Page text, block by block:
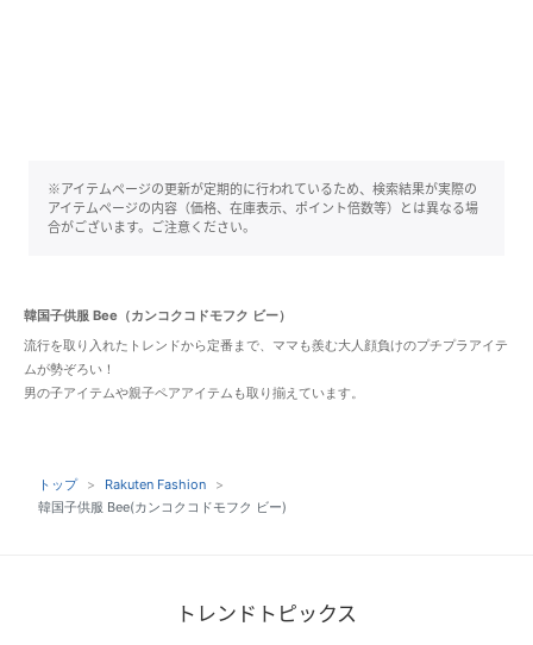
※アイテムページの更新が定期的に行われているため、検索結果が実際の
アイテムページの内容（価格、在庫表示、ポイント倍数等）とは異なる場
合がございます。ご注意ください。
韓国子供服 Bee（カンコクコドモフク ビー）
流行を取り入れたトレンドから定番まで、ママも羨む大人顔負けのプチプラアイテ
ムが勢ぞろい！
男の子アイテムや親子ペアアイテムも取り揃えています。
トップ
Rakuten Fashion
韓国子供服 Bee(カンコクコドモフク ビー)
トレンドトピックス